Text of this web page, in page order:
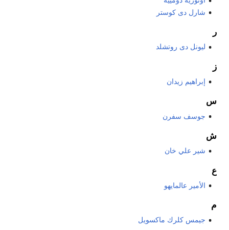
شارل دى كوستر
ر
ليونل دى روتشلد
ز
إبراهيم زيدان
س
جوسف سفرن
ش
شير علي خان
ع
الأمير عالمايهو
م
جيمس كلرك ماكسويل